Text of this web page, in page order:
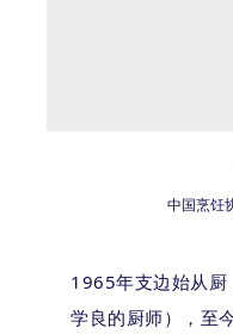
中国烹饪
1965年支边始从厨
学良的厨师），至